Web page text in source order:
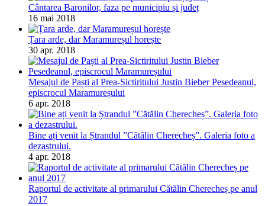
Cântarea Baronilor, faza pe municipiu și județ
16 mai 2018
Țara arde, dar Maramureșul horește
30 apr. 2018
Mesajul de Paști al Prea-Sictiritului Justin Bieber Pesedeanul,
episcrocul Maramureșului
6 apr. 2018
Bine ați venit la Ștrandul ”Cătălin Cherecheș”. Galeria foto a
dezastrului.
4 apr. 2018
Raportul de activitate al primarului Cătălin Cherecheș pe anul
2017